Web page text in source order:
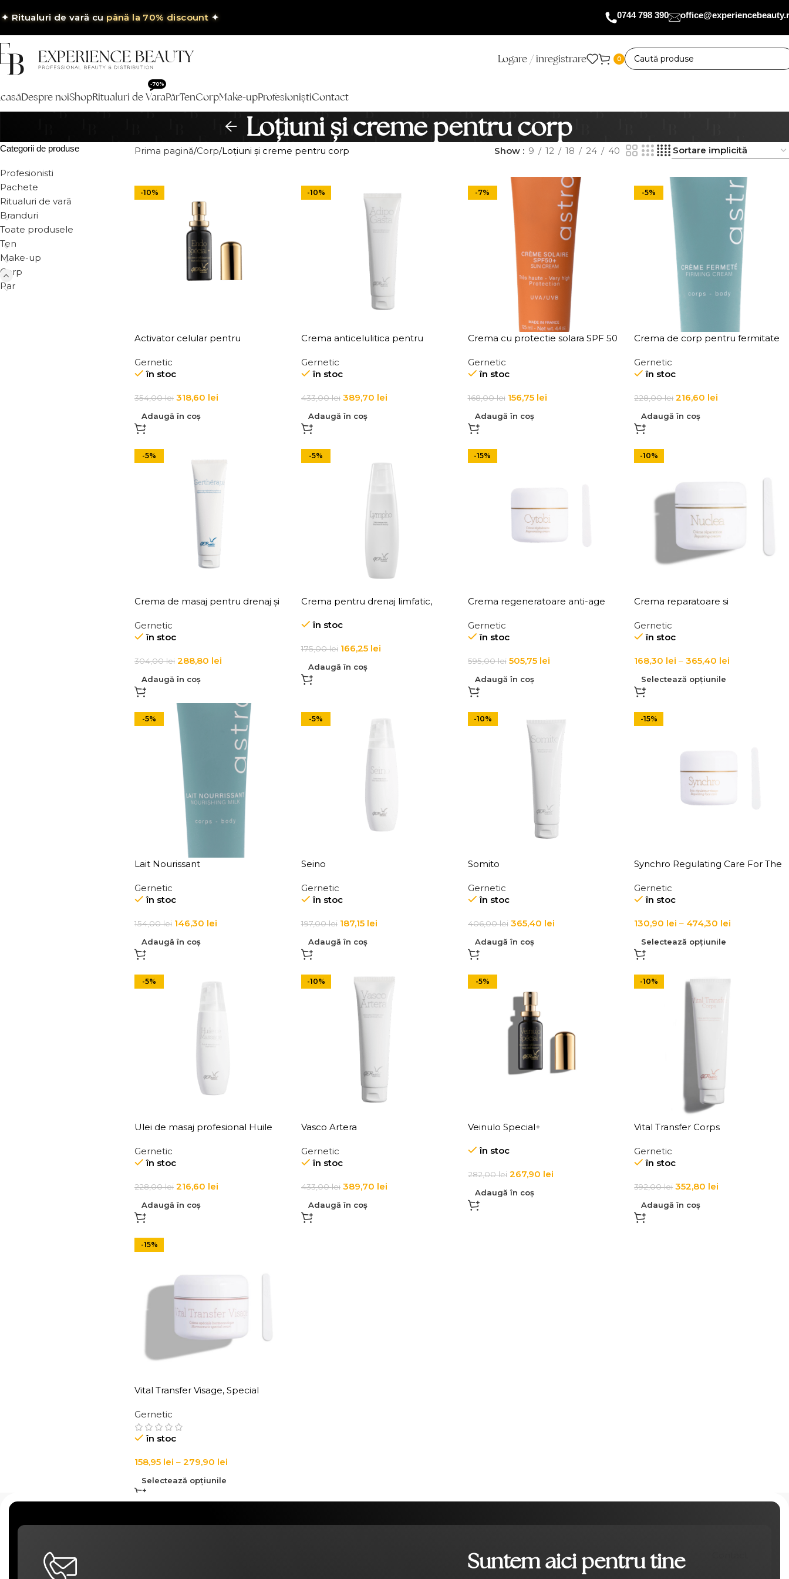
✦ Ritualuri de vară cupână la 70% discount ✦ 0744 798 390
Logare / înregistrare 0
Despre noiShopRitualuri de Vara
-70%
PărTenCorpMake-upProfesioniștiContact
Loțiuni și creme pentru corp
Categorii de produse
Profesionisti
Pachete
Ritualuri de vară
Branduri
Toate produsele
Ten
Make-up
Corp
Par
Prima pagină Corp Loțiuni și creme pentru corp Show 9 12 18 24 40
-10%
Activator celular pentru
Endo Special +
Gernetic
în stoc
354,00lei 318,60 lei
Adaugă în coș
-10%
Crema anticelulitica pentru
Gernetic
în stoc
433,00lei 389,70 lei
Adaugă în coș
-7%
Crema cu protectie solara SPF 50
Gernetic
în stoc
168,00lei 156,75 lei
Adaugă în coș
-5%
Crema de corp pentru fermitate
Gernetic
în stoc
228,00lei 216,60 lei
Adaugă în coș
-5%
Crema de masaj pentru drenaj și
Gernetic
în stoc
304,00lei 288,80 lei
Adaugă în coș
-5%
Crema pentru drenaj limfatic,
Lympho
în stoc
175,00lei 166,25 lei
Adaugă în coș
-15%
Crema regeneratoare anti-age
Regenerating Cream
Gernetic
în stoc
595,00lei 505,75 lei
Adaugă în coș
-10%
Crema reparatoare si
Repairing Cream
Gernetic
în stoc
168,30 lei – 365,40 lei
Selectează opțiunile
-5%
Lait Nourissant
Gernetic
în stoc
154,00lei 146,30 lei
Adaugă în coș
-5%
Seino
Gernetic
în stoc
197,00lei 187,15 lei
Adaugă în coș
-10%
Somito
Gernetic
în stoc
406,00lei 365,40 lei
Adaugă în coș
-15%
Synchro Regulating Care For The
Gernetic
în stoc
130,90 lei – 474,30 lei
Selectează opțiunile
-5%
Ulei de masaj profesional Huile
Gernetic
în stoc
228,00lei 216,60 lei
Adaugă în coș
-10%
Vasco Artera
Gernetic
în stoc
433,00lei 389,70 lei
Adaugă în coș
-5%
Veinulo Special+
în stoc
282,00lei 267,90 lei
Adaugă în coș
-10%
Vital Transfer Corps
Gernetic
în stoc
392,00lei 352,80 lei
Adaugă în coș
-15%
Vital Transfer Visage, Special
Gernetic
în stoc
158,95 lei – 279,90 lei
Selectează opțiunile
Suntem aici pentru tine